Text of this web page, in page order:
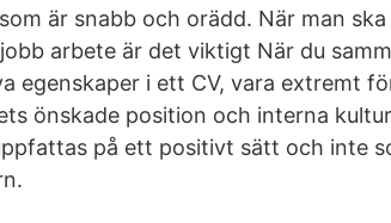
är snabb och orädd. När man
arbete är det viktigt När du
egenskaper i ett CV, vara extremt
önskade position och interna
på ett positivt sätt och inte